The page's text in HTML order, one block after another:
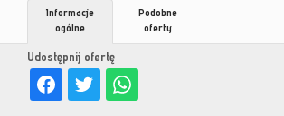
Udostępnij ofertę
Informacje
ogólne
Podobne
oferty